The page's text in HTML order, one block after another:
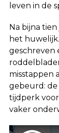
leven in de
Na bijna
het
geschreven
misstappen
gebeurd:
tijdperk voor
vaker